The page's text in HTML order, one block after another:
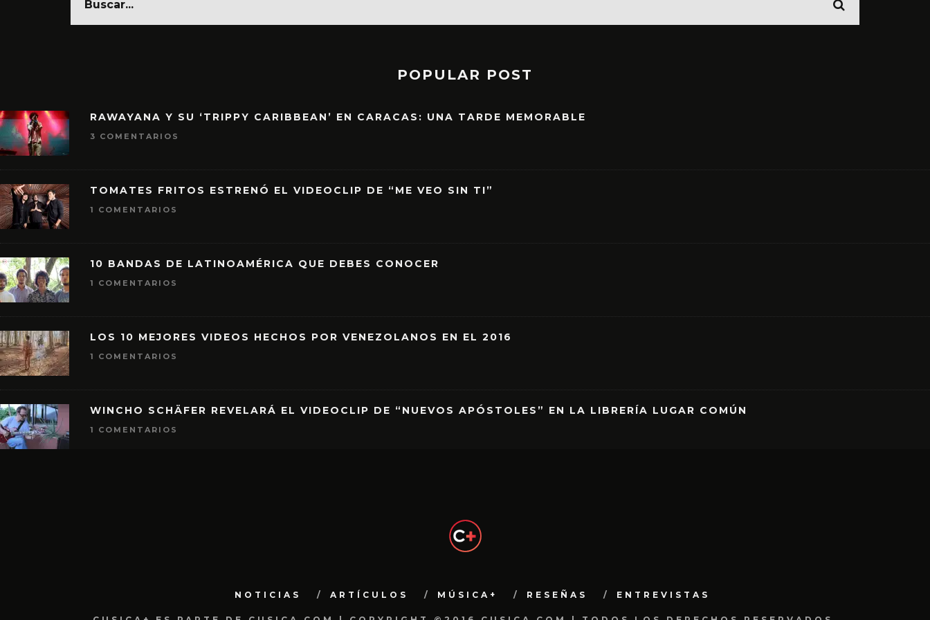
POPULAR POST
RAWAYANA Y SU ‘TRIPPY CARIBBEAN’ EN CARACAS: UNA TARDE MEMORABLE
3 COMENTARIOS
TOMATES FRITOS ESTRENÓ EL VIDEOCLIP DE “ME VEO SIN TI”
1 COMENTARIOS
10 BANDAS DE LATINOAMÉRICA QUE DEBES CONOCER
1 COMENTARIOS
LOS 10 MEJORES VIDEOS HECHOS POR VENEZOLANOS EN EL 2016
1 COMENTARIOS
WINCHO SCHÄFER REVELARÁ EL VIDEOCLIP DE “NUEVOS APÓSTOLES” EN LA LIBRERÍA LUGAR COMÚN
1 COMENTARIOS
NOTICIAS ARTÍCULOS MÚSICA+ RESEÑAS ENTREVISTAS